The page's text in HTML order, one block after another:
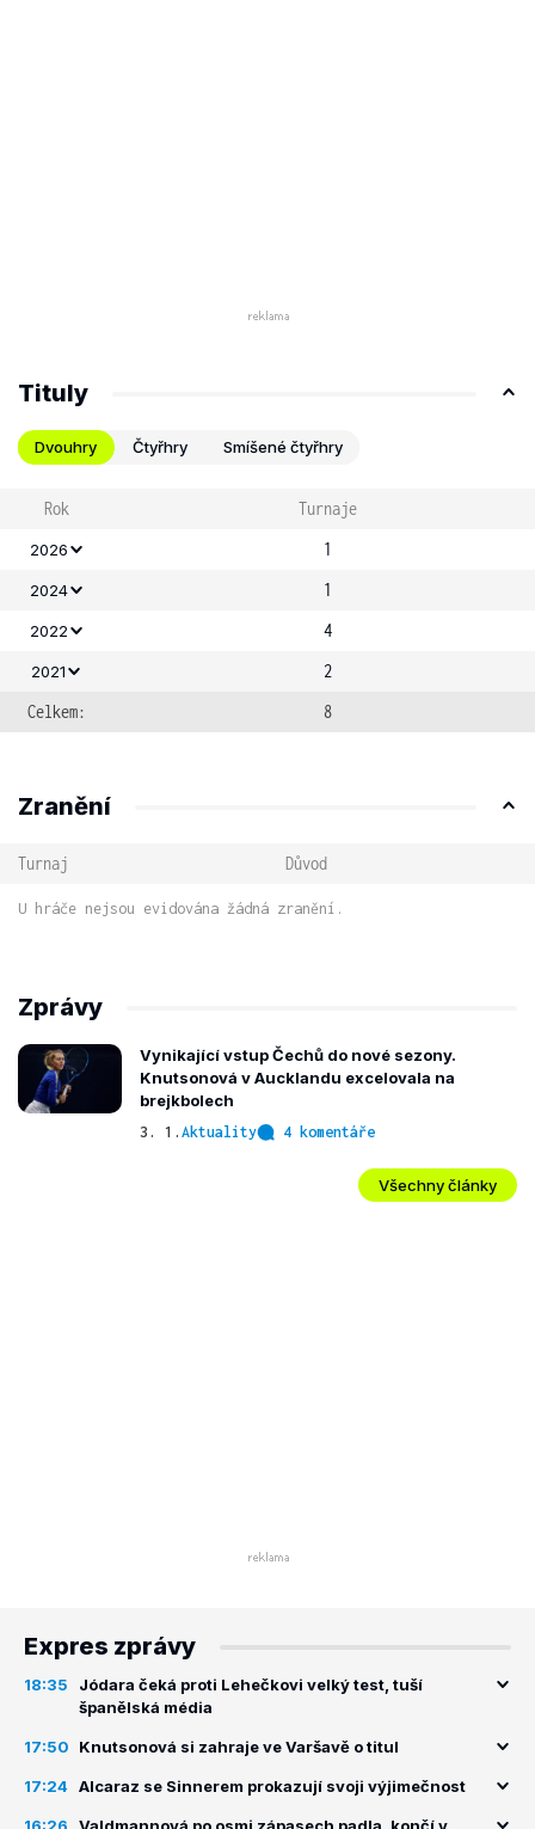
Tituly
Dvouhry Čtyřhry Smíšené čtyřhry
Rok Turnaje
2026 1
2024 1
2022 4
2021
2
Celkem:
8
Zranění
Turnaj Důvod
U hráče nejsou evidována žádná zranění.
Zprávy
Vynikající vstup Čechů do nové sezony.
Knutsonová v Aucklandu excelovala na
brejkbolech
3. 1. Aktuality 4 komentáře
Všechny články
Expres zprávy
18:35
Jódara čeká proti Lehečkovi velký test, tuší
španělská média
17:50 Knutsonová si zahraje ve Varšavě o titul
17:24 Alcaraz se Sinnerem prokazují svoji výjimečnost